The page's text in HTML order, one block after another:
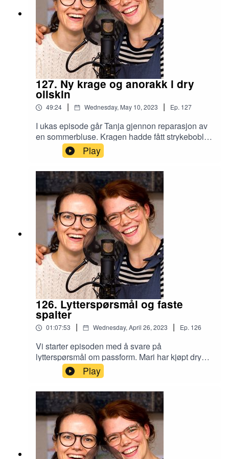
127. Ny krage og anorakk i dry
oilskin
49:24 | Wednesday, May 10, 2023 | Ep. 127
I ukas episode går Tanja gjennon reparasjon av
en sommerbluse. Kragen hadde fått strykebobler
av limstoffet på innsiden, og Tanja valgte å
sprette av hele kragen og lage nytt design på
hele blusen. Mari er ferdig med anorakken i dry
oilskin, og deler erfaringene med å sy i dette nye
materialet. Til slutt blir det en sjokkerende
oppdatering i kattenytt. God lytt!
Play
126. Lytterspørsmål og faste
spalter
01:07:53 | Wednesday, April 26, 2023 | Ep. 126
Vi starter episoden med å svare på
lytterspørsmål om passform. Mari har kjøpt dry
oilskin-stoff og skal sy seg en sommer-regn-
anorakk-med-hette-uten-fôr. Foreløpig er
mønsterdelene klippet ut og hun deler
erfaringene sine så langt. Grønn glede denne
gangen er den nye stoffbutikken Kupp i Oslo. Her
selges overskuddstoff fra møbelindustrien. Vi
runder av episoden med ukas feil (knapphull!) og
litt kattenytt. God lytt!
Play